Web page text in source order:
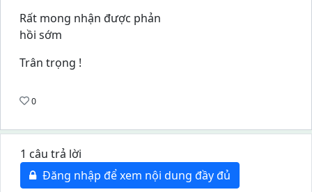
Rất mong nhận được phản
hồi sớm
Trân trọng !
0
1 câu trả lời
Đăng nhập để xem nội dung đầy đủ